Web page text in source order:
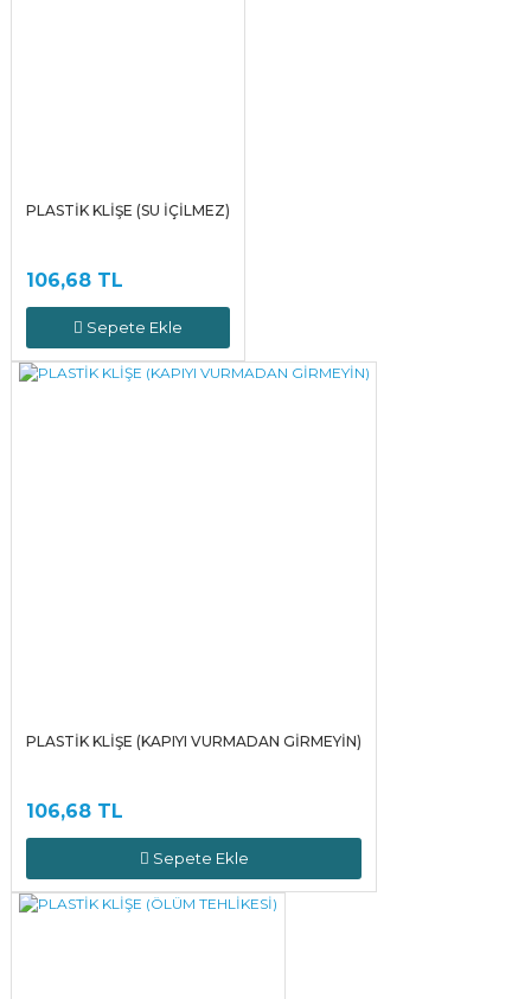
PLASTİK KLİŞE (SU İÇİLMEZ)
106,68 TL
Sepete Ekle
PLASTİK KLİŞE (KAPIYI VURMADAN GİRMEYİN)
106,68 TL
Sepete Ekle